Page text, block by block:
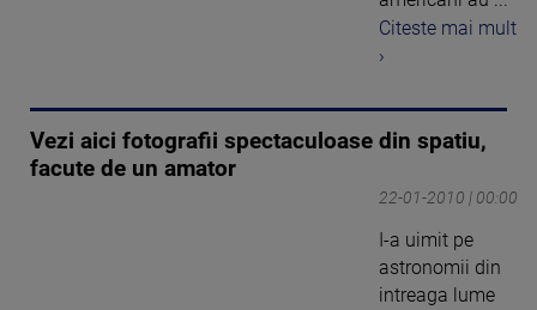
Citeste mai mult
›
Vezi aici fotografii spectaculoase din spatiu,
facute de un amator
22-01-2010 | 00:00
I-a uimit pe
astronomii din
intreaga lume